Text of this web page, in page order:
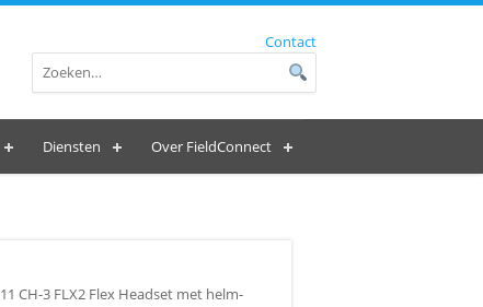
Contact
Diensten Over FieldConnect
CH-3 FLX2 Flex Headset met helm-